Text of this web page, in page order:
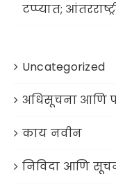
टप्प्यात;
Uncategorized
अधिसूचना आणि
काय नवीन
निविदा आणि